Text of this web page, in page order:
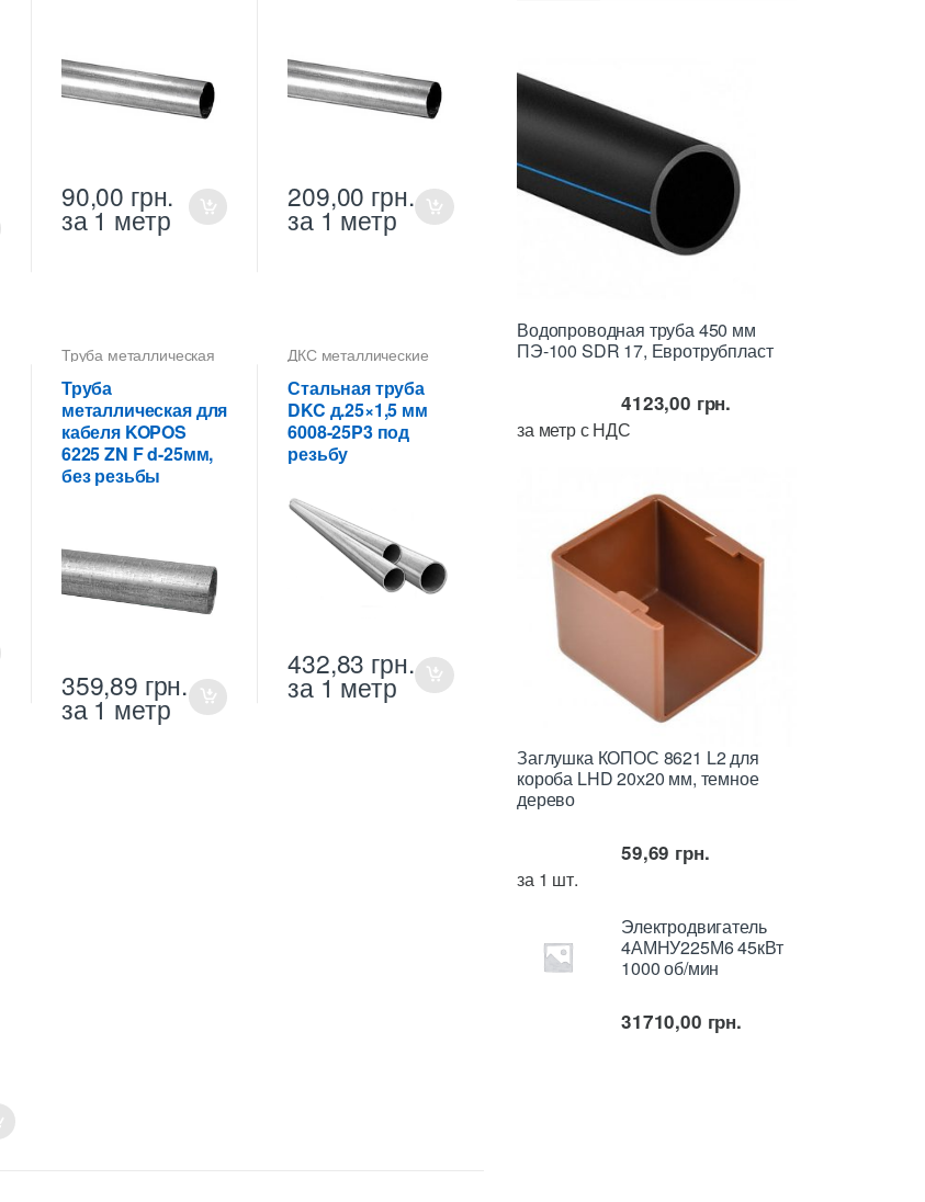
90,00 грн.
за 1 метр
209,00 грн.
за 1 метр
Труба металлическая
кабеля
Труба
металлическая для
кабеля KOPOS
6225 ZN F d-25мм,
без резьбы
359,89 грн.
за 1 метр
ДКС металлические
металлическая 25 мм
для прокладки кабеля
Стальная труба
DKC д.25×1,5 мм
6008-25P3 под
резьбу
432,83 грн.
за 1 метр
Водопроводная труба 450 мм
ПЭ-100 SDR 17, Евротрубпласт
4123,00 грн.
за метр с НДС
Заглушка КОПОС 8621 L2 для
короба LHD 20х20 мм, темное
дерево
59,69 грн.
за 1 шт.
Электродвигатель
4АМНУ225М6 45кВт
1000 об/мин
31710,00 грн.